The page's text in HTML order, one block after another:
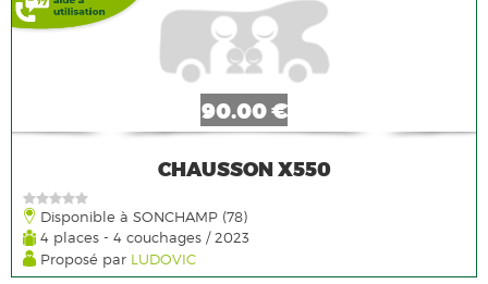
90.00 €
CHAUSSON X550
Disponible à SONCHAMP (78)
4 places - 4 couchages / 2023
Proposé par LUDOVIC